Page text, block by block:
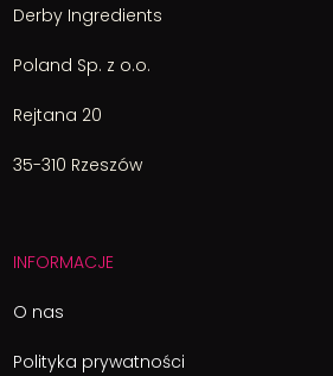
Derby Ingredients
Poland Sp. z o.o.
Rejtana 20
35-310 Rzeszów
INFORMACJE
O nas
Polityka prywatności